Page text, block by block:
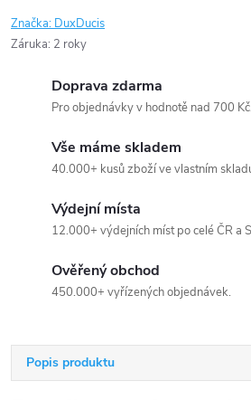
Značka: DuxDucis
Záruka: 2 roky
Doprava zdarma
Pro objednávky v hodnotě nad 700 Kč.
Vše máme skladem
40.000+ kusů zboží ve vlastním
Výdejní místa
12.000+ výdejních míst po celé ČR a
Ověřený obchod
450.000+ vyřízených objednávek.
Popis produktu